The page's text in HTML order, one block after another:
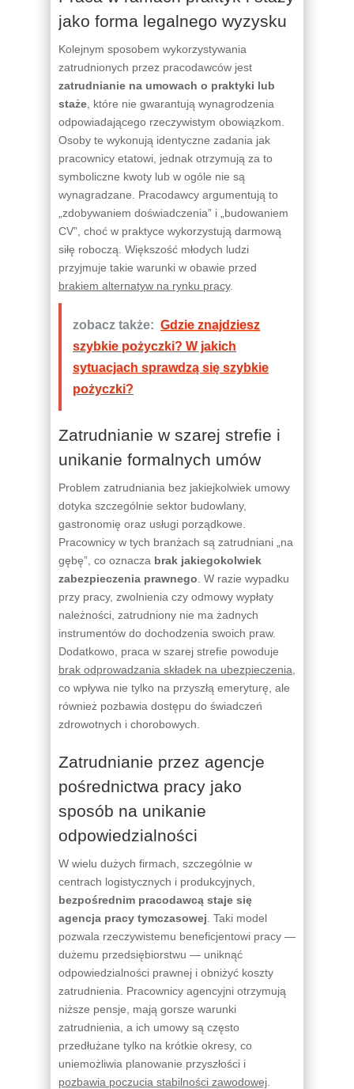
jako forma legalnego wyzysku
Kolejnym sposobem wykorzystywania
zatrudnionych przez pracodawców jest
zatrudnianie na umowach o praktyki lub
staże , które nie gwarantują wynagrodzenia
odpowiadającego rzeczywistym obowiązkom.
Osoby te wykonują identyczne zadania jak
pracownicy etatowi, jednak otrzymują za to
symboliczne kwoty lub w ogóle nie są
wynagradzane. Pracodawcy argumentują to
„zdobywaniem doświadczenia” i „budowaniem
CV”, choć w praktyce wykorzystują darmową
siłę roboczą. Większość młodych ludzi
przyjmuje takie warunki w obawie przed
brakiem alternatyw na rynku pracy.
zobacz także: Gdzie znajdziesz
szybkie pożyczki? W jakich
sytuacjach sprawdzą się szybkie
pożyczki?
Zatrudnianie w szarej strefie i
unikanie formalnych umów
Problem zatrudniania bez jakiejkolwiek umowy
dotyka szczególnie sektor budowlany,
gastronomię oraz usługi porządkowe.
Pracownicy w tych branżach są zatrudniani „na
gębę”, co oznacza brak jakiegokolwiek
zabezpieczenia prawnego . W razie wypadku
przy pracy, zwolnienia czy odmowy wypłaty
należności, zatrudniony nie ma żadnych
instrumentów do dochodzenia swoich praw.
Dodatkowo, praca w szarej strefie powoduje
brak odprowadzania składek na ubezpieczenia
co wpływa nie tylko na przyszłą emeryturę, ale
również pozbawia dostępu do świadczeń
zdrowotnych i chorobowych.
Zatrudnianie przez agencje
pośrednictwa pracy jako
sposób na unikanie
odpowiedzialności
W wielu dużych firmach, szczególnie w
centrach logistycznych i produkcyjnych,
bezpośrednim pracodawcą staje się
agencja pracy tymczasowej . Taki model
pozwala rzeczywistemu beneficjentowi pracy —
dużemu przedsiębiorstwu — uniknąć
odpowiedzialności prawnej i obniżyć koszty
zatrudnienia. Pracownicy agencyjni otrzymują
niższe pensje, mają gorsze warunki
zatrudnienia, a ich umowy są często
przedłużane tylko na krótkie okresy, co
uniemożliwia planowanie przyszłości i
pozbawia poczucia stabilności zawodowej